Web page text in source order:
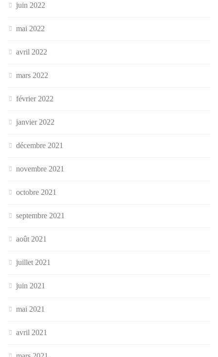
juin 2022
mai 2022
avril 2022
mars 2022
février 2022
janvier 2022
décembre 2021
novembre 2021
octobre 2021
septembre 2021
août 2021
juillet 2021
juin 2021
mai 2021
avril 2021